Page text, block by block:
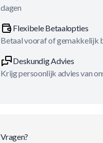
dagen
Flexibele Betaalopties
Betaal vooraf of gemakkelijk
Deskundig Advies
Krijg persoonlijk advies van
Vragen?